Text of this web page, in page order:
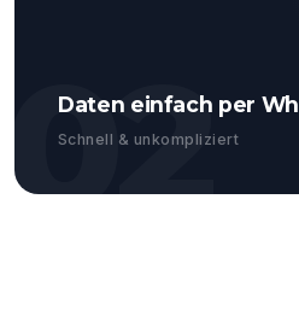
02
Daten einfach per
Schnell & unkompliziert